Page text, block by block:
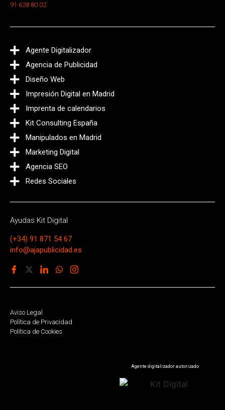
91 628 80 02
Agente Digitalizador
Agencia de Publicidad
Diseño Web
Impresión Digital en Madrid
Imprenta de calendarios
Kit Consulting España
Manipulados en Madrid
Marketing Digital
Agencia SEO
Redes Sociales
Ayudas Kit Digital
(+34) 91 871 54 67
info@ajapublicidad.es
Aviso Legal
Política de Privacidad
Política de Cookies
Agente digitalizador autorizado